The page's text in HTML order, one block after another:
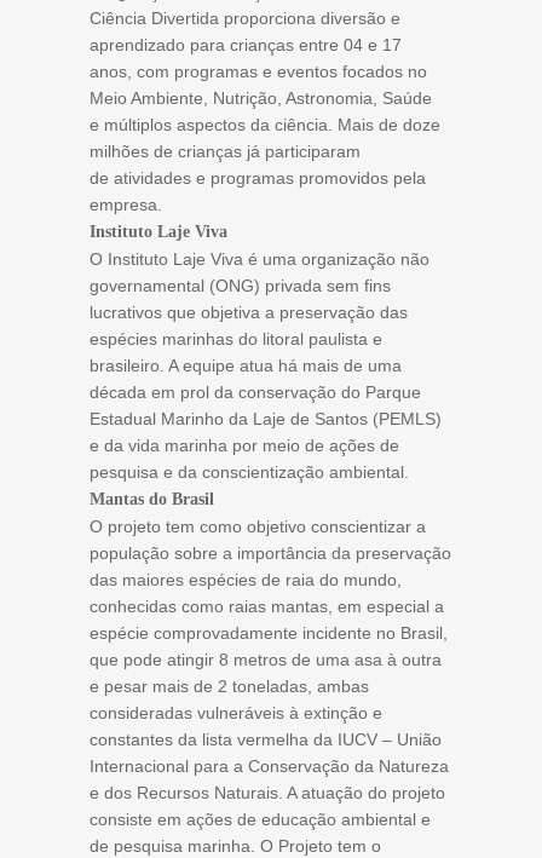
Ciência Divertida proporciona diversão e
aprendizado para crianças entre 04 e 17
anos, com programas e eventos focados no
Meio Ambiente, Nutrição, Astronomia, Saúde
e múltiplos aspectos da ciência. Mais de doze
milhões de crianças já participaram
de atividades e programas promovidos pela
empresa.
Instituto Laje Viva
O Instituto Laje Viva é uma organização não
governamental (ONG) privada sem fins
lucrativos que objetiva a preservação das
espécies marinhas do litoral paulista e
brasileiro. A equipe atua há mais de uma
década em prol da conservação do Parque
Estadual Marinho da Laje de Santos (PEMLS)
e da vida marinha por meio de ações de
pesquisa e da conscientização ambiental.
Mantas do Brasil
O projeto tem como objetivo conscientizar a
população sobre a importância da preservação
das maiores espécies de raia do mundo,
conhecidas como raias mantas, em especial a
espécie comprovadamente incidente no Brasil,
que pode atingir 8 metros de uma asa à outra
e pesar mais de 2 toneladas, ambas
consideradas vulneráveis à extinção e
constantes da lista vermelha da IUCV – União
Internacional para a Conservação da Natureza
e dos Recursos Naturais. A atuação do projeto
consiste em ações de educação ambiental e
de pesquisa marinha. O Projeto tem o